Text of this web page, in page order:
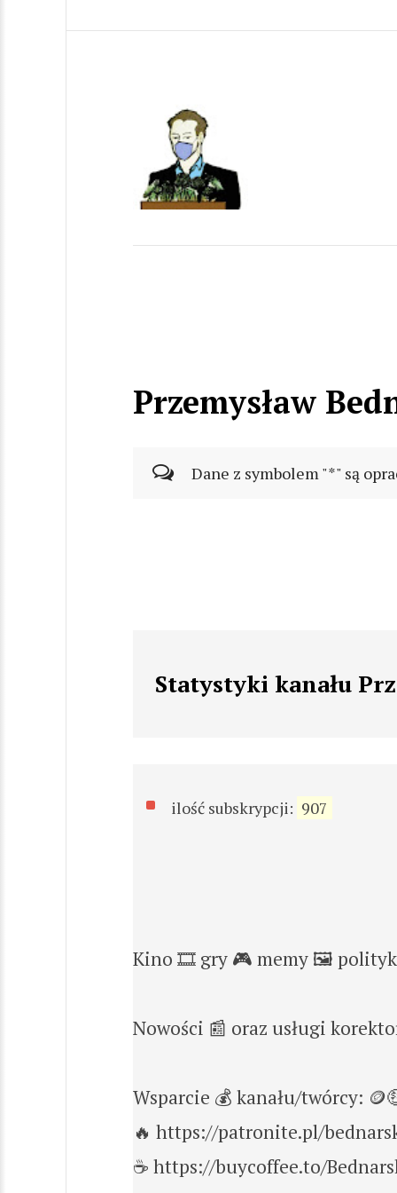
Przemysław
Dane z symbolem "*" są
Statystyki kanału
ilość subskrypcji: 907
Kino 🎞️ gry 🎮 memy 🖼️
Nowości 📰 oraz usługi
Wsparcie 💰 kanału/twórcy:
🔥 https://patronite.pl/
☕ https://buycoffee.to/